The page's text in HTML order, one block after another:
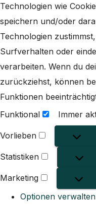
Technologien wie
speichern und/oder
Technologien
Surfverhalten oder
verarbeiten. Wenn du
zurückziehst, können
Funktionen
Funktional
Immer
Vorlieben
Vorlieben
Statistiken
Statistiken
Marketing
Marketing
Optionen verwalten